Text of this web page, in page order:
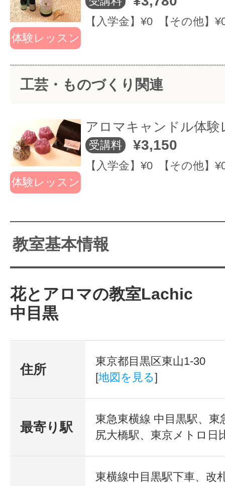
「具体的な活用方法」「空間デザ
ク」などを修得します。
また資格（アロマアドバイザー、
ト、キャンドルセラピスト）取得
応じた個別のカ
リキュラムも対
応可能です。完
全予約制。
～ラ・シ・クのレ
ご紹介～
イベートレッスン
・完全予約制。
ご自分の生活で無理がないペース
すので、お気軽にご相談ください！
ご興味のある講座だけ単発でご受
もできます。
体験レッスン
【入学金】¥0 【その他】
工芸・ものづくり関連
体験レッスン
アロマキャンドル体験
受講料 ¥3,150
【入学金】¥0 【その他】
教室基本情報
花とアロマの教室Lachic
中目黒
住所
東京都目黒区東山1-30
[地図を見る]
最寄り駅
東急東横線 中目黒駅、東
尻大橋駅、東京メトロ日
東横線中目黒駅下車、改